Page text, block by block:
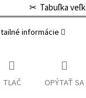
Tabuľka
informácie
TLAČ OPÝTAŤ SA